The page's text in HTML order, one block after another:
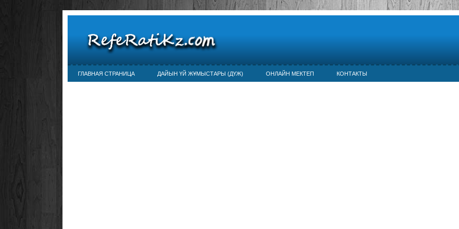
ГЛАВНАЯ СТРАНИЦА ДАЙЫН ҮЙ ЖҰМЫСТАРЫ (ДҮЖ) ОНЛАЙН МЕКТЕП КОНТАКТЫ